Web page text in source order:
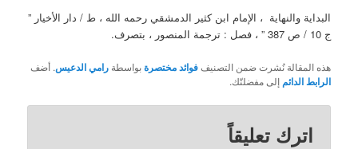
البداية والنهاية ، الإمام ابن كثير الدمشقي رحمه الله ، ط / دار الأخيار ”
ج 10 / ص 387 ” ، فصل : ترجمة المنصور ، بتصرف.
هذه المقالة نُشرت ضمن التصنيففوائد مختصرةبواسطةرامي الدعيس. أضف
الرابط الدائم إلى مفضلتّك.
اترك تعليقاً